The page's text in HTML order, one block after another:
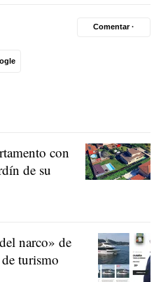
Comentar ·
con
de su
narco» de
turismo